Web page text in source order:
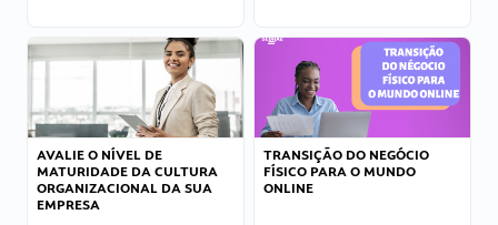
AVALIE O NÍVEL DE
MATURIDADE DA CULTURA
ORGANIZACIONAL DA SUA
EMPRESA
TRANSIÇÃO DO NEGÓCIO
FÍSICO PARA O MUNDO
ONLINE